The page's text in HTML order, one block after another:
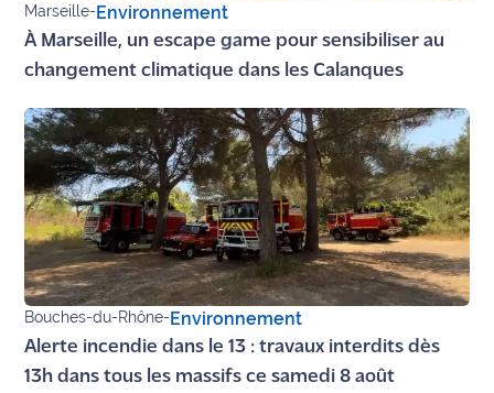
nous ?
Devenir
Recrutement
Mention
légales
Conditions
générales
d'utilisation du
site maritima.fr
Archives
Marseille-Environnement
À Marseille, un escape game pour sensibiliser au
changement climatique dans les Calanques
Bouches-du-Rhône-Environnement
Alerte incendie dans le 13 : travaux interdits dès
13h dans tous les massifs ce samedi 8 août